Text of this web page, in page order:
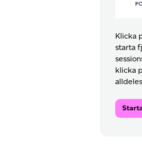
Klicka
starta
klicka